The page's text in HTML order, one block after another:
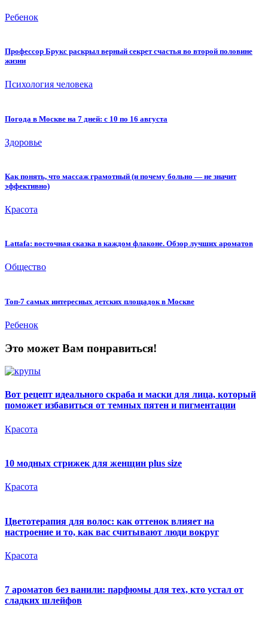
Ребенок
Профессор Брукс раскрыл верный секрет счастья во второй половине
жизни
Психология человека
Погода в Москве на 7 дней: с 10 по 16 августа
Здоровье
Как понять, что массаж грамотный (и почему больно — не значит
эффективно)
Красота
Lattafa: восточная сказка в каждом флаконе. Обзор лучших ароматов
Общество
Топ-7 самых интересных детских площадок в Москве
Ребенок
Это может Вам понравиться!
Вот рецепт идеального скраба и маски для лица, который
поможет избавиться от темных пятен и пигментации
Красота
10 модных стрижек для женщин plus size
Красота
Цветотерапия для волос: как оттенок влияет на
настроение и то, как вас считывают люди вокруг
Красота
7 ароматов без ванили: парфюмы для тех, кто устал от
сладких шлейфов